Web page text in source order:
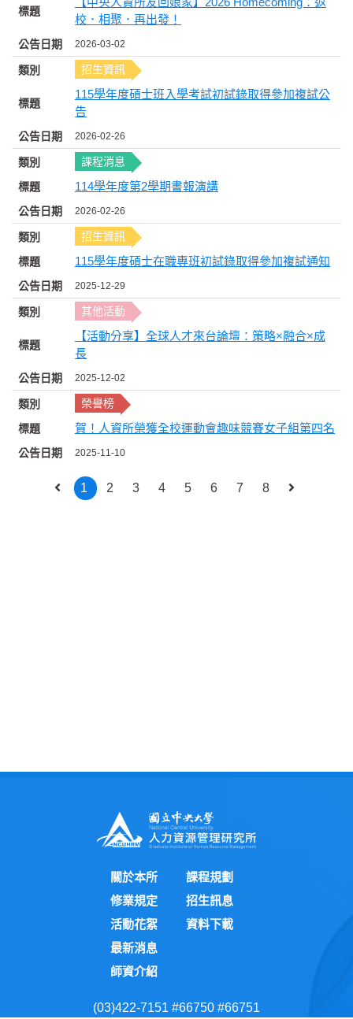
校．相聚．再出發！
2026-03-02
招生資訊
115學年度碩士班入學考試初試錄取得參加複試公
告
2026-02-26
課程消息
114學年度第2學期書報演講
2026-02-26
招生資訊
115學年度碩士在職專班初試錄取得參加複試通知
2025-12-29
其他活動
【活動分享】全球人才來台論壇：策略×融合×成
長
2025-12-02
榮譽榜
賀！人資所榮獲全校運動會趣味競賽女子組第四名
2025-11-10
1 2 3 4 5 6 7 8
關於本所
修業規定
活動花絮
最新消息
師資介紹
課程規劃
招生訊息
資料下載
(03)422-7151 #66750 #66751